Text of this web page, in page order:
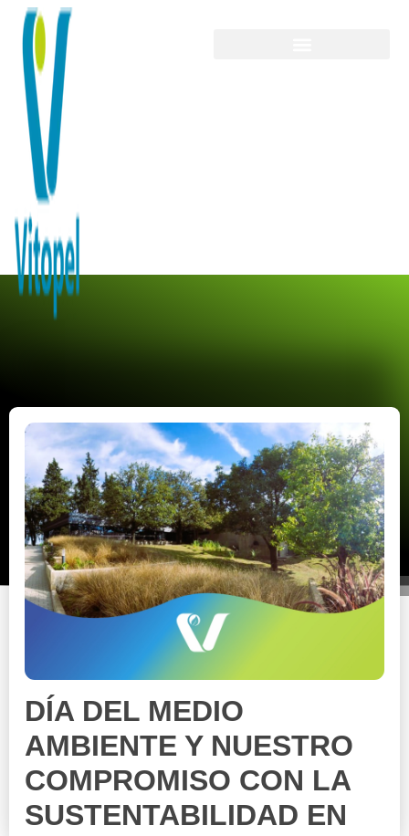
DÍA DEL MEDIO
AMBIENTE Y NUESTRO
COMPROMISO CON LA
SUSTENTABILIDAD EN